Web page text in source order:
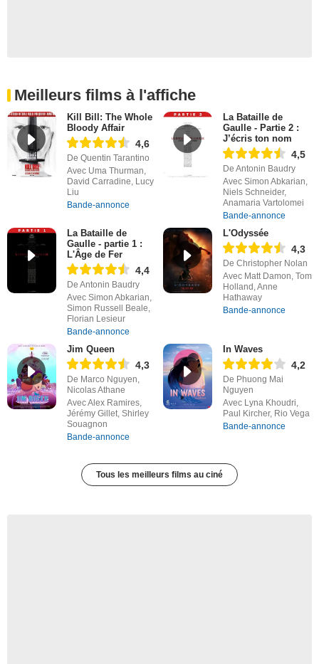
Meilleurs films à l'affiche
Kill Bill: The Whole
Bloody Affair
4,6
De Quentin Tarantino
Avec Uma Thurman,
David Carradine, Lucy
Liu
Bande-annonce
La Bataille de
Gaulle - Partie 2 :
J’écris ton nom
4,5
De Antonin Baudry
Avec Simon Abkarian,
Niels Schneider,
Anamaria Vartolomei
Bande-annonce
La Bataille de
Gaulle - partie 1 :
L'Âge de Fer
4,4
De Antonin Baudry
Avec Simon Abkarian,
Simon Russell Beale,
Florian Lesieur
Bande-annonce
L'Odyssée
4,3
De Christopher Nolan
Avec Matt Damon, Tom
Holland, Anne
Hathaway
Bande-annonce
Jim Queen
4,3
De Marco Nguyen,
Nicolas Athane
Avec Alex Ramires,
Jérémy Gillet, Shirley
Souagnon
Bande-annonce
In Waves
4,2
De Phuong Mai
Nguyen
Avec Lyna Khoudri,
Paul Kircher, Rio Vega
Bande-annonce
Tous les meilleurs films au ciné